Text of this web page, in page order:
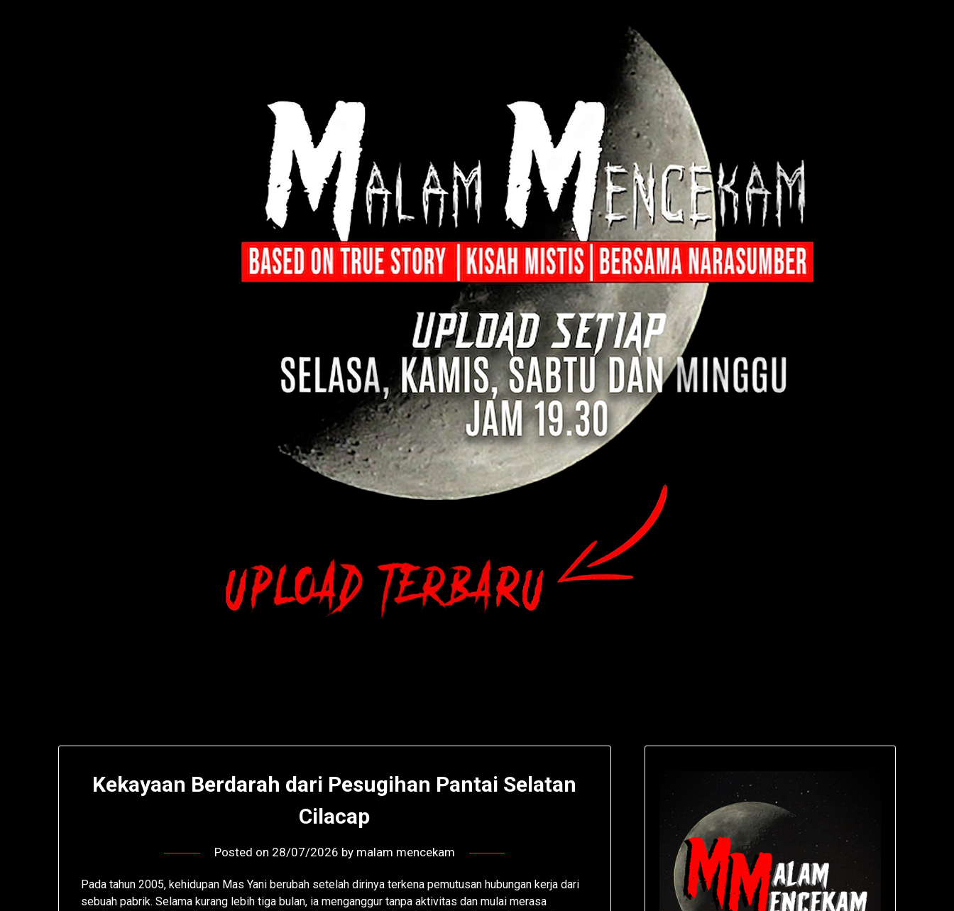
Kekayaan Berdarah dari Pesugihan Pantai Selatan
Cilacap
Posted on 28/07/2026 by malam mencekam
Pada tahun 2005, kehidupan Mas Yani berubah setelah dirinya terkena pemutusan hubungan kerja dari
sebuah pabrik. Selama kurang lebih tiga bulan, ia menganggur tanpa aktivitas dan mulai merasa